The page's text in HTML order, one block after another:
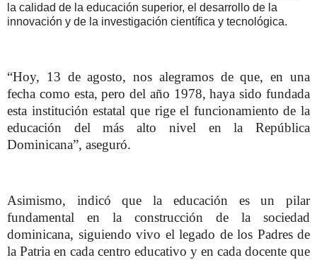
la calidad de la educación superior, el desarrollo de la
innovación y de la investigación científica y tecnológica.
“Hoy, 13 de agosto, nos alegramos de que, en una
fecha como esta, pero del año 1978, haya sido fundada
esta institución estatal que rige el funcionamiento de la
educación del más alto nivel en la República
Dominicana”, aseguró.
Asimismo, indicó que la educación es un pilar
fundamental en la construcción de la sociedad
dominicana, siguiendo vivo el legado de los Padres de
la Patria en cada centro educativo y en cada docente que